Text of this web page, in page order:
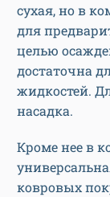
сухая, но в
для
целью
достаточна
жидкостей.
насадка.
Кроме нее в
ковровых